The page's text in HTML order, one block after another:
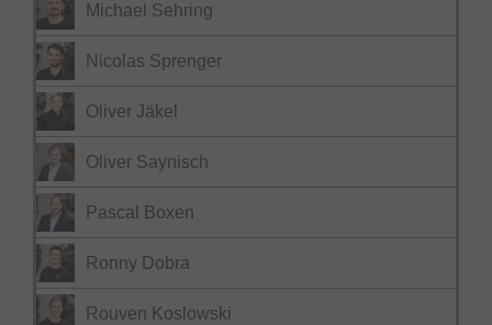
Michael Sehring
Nicolas Sprenger
Oliver Jäkel
Oliver Saynisch
Pascal Boxen
Ronny Dobra
Rouven Koslowski